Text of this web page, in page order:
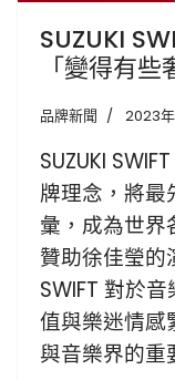
SUZUKI
「變得有
品牌新聞 2023
SUZUKI
牌理念，將最
彙，成為世界
贊助徐佳瑩的
SWIFT 對於
值與樂迷情感
與音樂界的重